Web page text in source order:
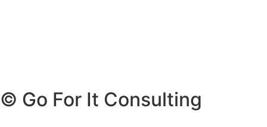
© Go For It Consulting